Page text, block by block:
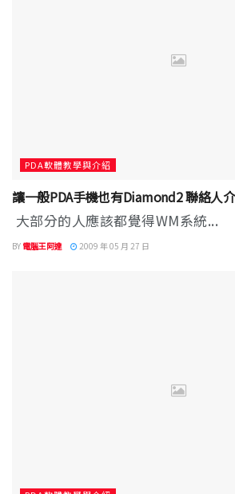
PDA軟體教學與介紹
讓一般PDA手機也有Diamond2 聯絡人
大部分的人應該都覺得WM系統...
BY 電腦王阿達 2009 年 05 月 27 日